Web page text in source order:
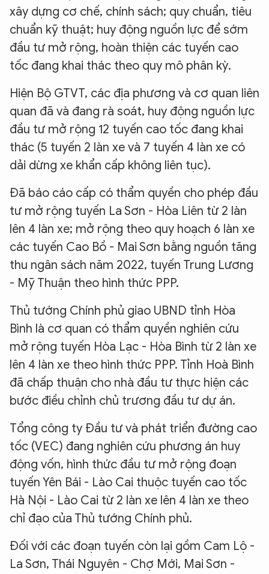
xây dựng cơ chế, chính sách; quy chuẩn, tiêu
chuẩn kỹ thuật; huy động nguồn lực để sớm
đầu tư mở rộng, hoàn thiện các tuyến cao
tốc đang khai thác theo quy mô phân kỳ.
Hiện Bộ GTVT, các địa phương và cơ quan liên
quan đã và đang rà soát, huy động nguồn lực
đầu tư mở rộng 12 tuyến cao tốc đang khai
thác (5 tuyến 2 làn xe và 7 tuyến 4 làn xe có
dải dừng xe khẩn cấp không liên tục).
Đã báo cáo cấp có thẩm quyền cho phép đầu
tư mở rộng tuyến La Sơn - Hòa Liên từ 2 làn
lên 4 làn xe; mở rộng theo quy hoạch 6 làn xe
các tuyến Cao Bồ - Mai Sơn bằng nguồn tăng
thu ngân sách năm 2022, tuyến Trung Lương
- Mỹ Thuận theo hình thức PPP.
Thủ tướng Chính phủ giao UBND tỉnh Hòa
Bình là cơ quan có thẩm quyền nghiên cứu
mở rộng tuyến Hòa Lạc - Hòa Bình từ 2 làn xe
lên 4 làn xe theo hình thức PPP. Tỉnh Hoà Bình
đã chấp thuận cho nhà đầu tư thực hiện các
bước điều chỉnh chủ trương đầu tư dự án.
Tổng công ty Đầu tư và phát triển đường cao
tốc (VEC) đang nghiên cứu phương án huy
động vốn, hình thức đầu tư mở rộng đoạn
tuyến Yên Bái - Lào Cai thuộc tuyến cao tốc
Hà Nội - Lào Cai từ 2 làn xe lên 4 làn xe theo
chỉ đạo của Thủ tướng Chính phủ.
Đối với các đoạn tuyến còn lại gồm Cam Lộ -
La Sơn, Thái Nguyên - Chợ Mới, Mai Sơn -